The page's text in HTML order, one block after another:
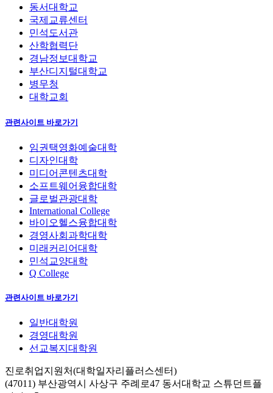
동서대학교
국제교류센터
민석도서관
산학협력단
경남정보대학교
부산디지털대학교
병무청
대학교회
관련사이트 바로가기
임권택영화예술대학
디자인대학
미디어콘텐츠대학
소프트웨어융합대학
글로벌관광대학
International College
바이오헬스융합대학
경영사회과학대학
미래커리어대학
민석교양대학
Q College
관련사이트 바로가기
일반대학원
경영대학원
선교복지대학원
진로취업지원처(대학일자리플러스센터)
(47011) 부산광역시 사상구 주례로47 동서대학교 스튜던트플